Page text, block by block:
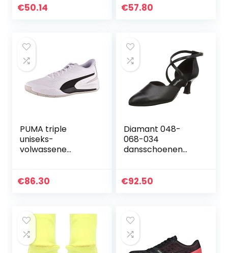
Regenlaarzen
€50.14
Dikke Zolen Mode
€57.80
PUMA triple
uniseks-
volwassene
€86.30
Diamant 048-
068-034
dansschoenen
zwart, 33 EU
€92.50